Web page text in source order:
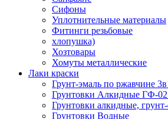
Сифоны
Уплотнительные материалы
Фитинги резьбовые
хлопушка)
Хозтовары
Хомуты металлические
Лаки краски
Грунт-эмаль по ржавчине
Грунтовки Алкидные ГФ-
Грунтовки алкидные,
Грунтовки Водные